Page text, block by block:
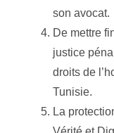
son avocat.
De mettre
justice
droits de
Tunisie.
La